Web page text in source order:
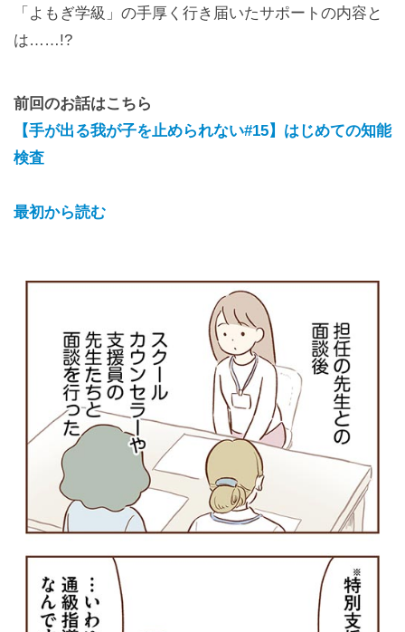
「よもぎ学級」の手厚く行き届いたサポートの内容と
は……!?
前回のお話はこちら
【手が出る我が子を止められない#15】はじめての知能
検査
最初から読む